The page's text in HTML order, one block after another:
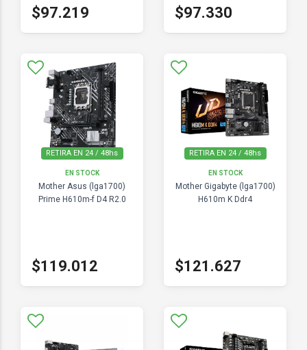
$97.219 $97.330
RETIRA EN 24 / 48hs
EN STOCK
Mother Asus (lga1700)
Prime H610m-f D4 R2.0
$119.012
RETIRA EN 24 / 48hs
EN STOCK
Mother Gigabyte (lga1700)
H610m K Ddr4
$121.627